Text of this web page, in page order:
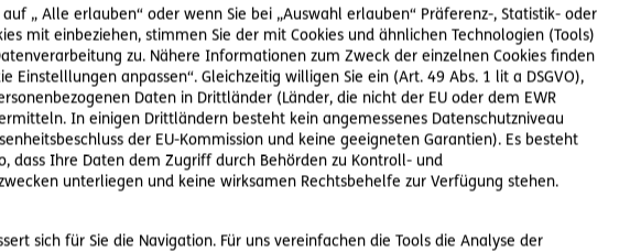
„ Alle erlauben“ oder wenn Sie bei „Auswahl erlauben“ Präferenz-, Statistik- oder
mit einbeziehen, stimmen Sie der mit Cookies und ähnlichen Technologien (Tools)
zu. Nähere Informationen zum Zweck der einzelnen Cookies finden
Einstelllungen anpassen“. Gleichzeitig willigen Sie ein (Art. 49 Abs. 1 lit a DSGVO),
Daten in Drittländer (Länder, die nicht der EU oder dem EWR
In einigen Drittländern besteht kein angemessenes Datenschutzniveau
der EU-Kommission und keine geeigneten Garantien). Es besteht
dass Ihre Daten dem Zugriff durch Behörden zu Kontroll- und
unterliegen und keine wirksamen Rechtsbehelfe zur Verfügung stehen.
sich für Sie die Navigation. Für uns vereinfachen die Tools die Analyse der
Bitte versuchen Sie es später erneut.
uns bitte per E-Mail an support@ergo-versicherung.at